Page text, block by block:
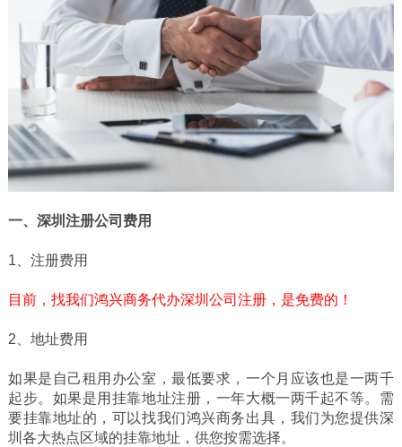
一、 深圳 注册公司 费用
1、注册费用
目前，找我们鸿兴商务代办深圳公司注册，是免费的！
2、地址费用
如果是自己租用办公室，最低要求，一个月应该也是一两千
起步。如果是用挂靠地址注册，一年大概一两千起不等。需
要挂靠地址的，可以找我们鸿兴商务出具，我们为您提供深
圳各大热点区域的挂靠地址，供您按需选择。